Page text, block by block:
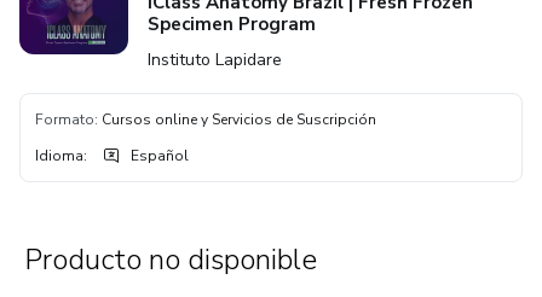
Specimen Program
Instituto Lapidare
Formato: Cursos online y Servicios de Suscripción
Idioma: Español
Producto no disponible